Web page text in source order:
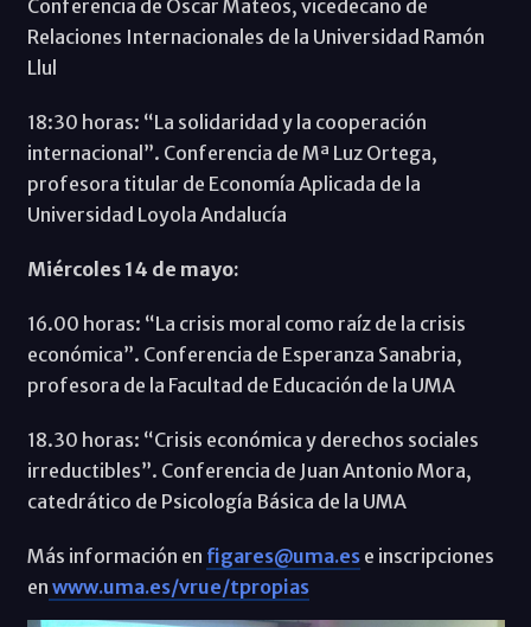
Conferencia de Óscar Mateos, vicedecano de
Relaciones Internacionales de la Universidad Ramón
Llul
18:30 horas: “La solidaridad y la cooperación
internacional”. Conferencia de Mª Luz Ortega,
profesora titular de Economía Aplicada de la
Universidad Loyola Andalucía
Miércoles 14 de mayo:
16.00 horas: “La crisis moral como raíz de la crisis
económica”. Conferencia de Esperanza Sanabria,
profesora de la Facultad de Educación de la UMA
18.30 horas: “Crisis económica y derechos sociales
irreductibles”. Conferencia de Juan Antonio Mora,
catedrático de Psicología Básica de la UMA
Más información en figares@uma.ese inscripciones
en www.uma.es/vrue/tpropias